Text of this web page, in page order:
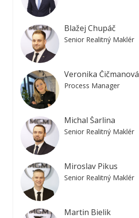
Blažej Chupáč
Senior Realitný Maklér
Veronika Čičmanová
Process Manager
Michal Šarlina
Senior Realitný Maklér
Miroslav Pikus
Senior Realitný Maklér
Martin Bielik